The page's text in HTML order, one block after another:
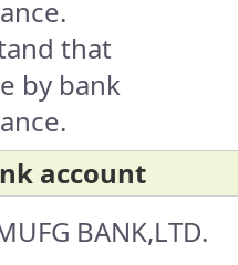
that
by bank
account
BANK,LTD.